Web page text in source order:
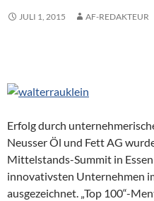
JULI 1, 2015 AF-REDAKTEUR
Erfolg durch
Neusser Öl und Fett AG
Mittelstands-Summit in
innovativsten Unternehmen
ausgezeichnet. „Top 100“-